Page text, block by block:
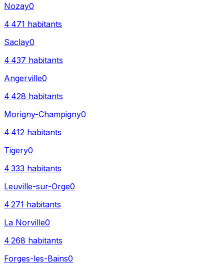
Nozay0
4 471 habitants
Saclay0
4 437 habitants
Angerville0
4 428 habitants
Morigny-Champigny0
4 412 habitants
Tigery0
4 333 habitants
Leuville-sur-Orge0
4 271 habitants
La Norville0
4 268 habitants
Forges-les-Bains0